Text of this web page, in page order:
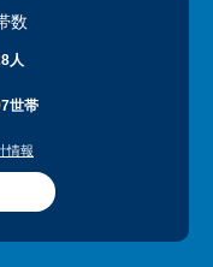
数
人
世帯
情報